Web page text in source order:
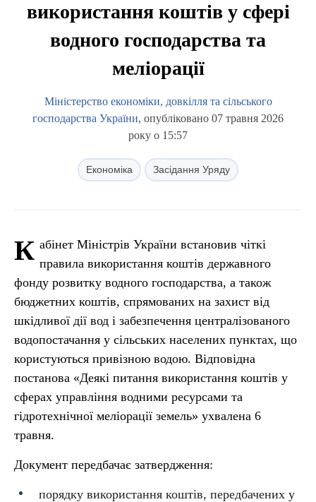
використання коштів у сфері
водного господарства та
меліорації
Міністерство економіки, довкілля та сільського
господарства України, опубліковано 07 травня 2026
року о 15:57
Економіка Засідання Уряду
К абінет Міністрів України встановив чіткі
правила використання коштів державного
фонду розвитку водного господарства, а також
бюджетних коштів, спрямованих на захист від
шкідливої дії вод і забезпечення централізованого
водопостачання у сільських населених пунктах, що
користуються привізною водою. Відповідна
постанова «Деякі питання використання коштів у
сферах управління водними ресурсами та
гідротехнічної меліорації земель» ухвалена 6
травня.
Документ передбачає затвердження:
порядку використання коштів, передбачених у